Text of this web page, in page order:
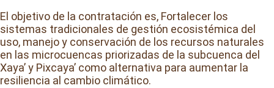
El objetivo de la contratación es, Fortalecer los
sistemas tradicionales de gestión ecosistémica del
uso, manejo y conservación de los recursos naturales
en las microcuencas priorizadas de la subcuenca del
Xaya’ y Pixcaya’ como alternativa para aumentar la
resiliencia al cambio climático.